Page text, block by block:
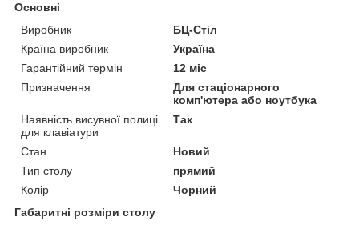
Основні
Виробник
БЦ-Стіл
Країна виробник
Україна
Гарантійний термін
12 міс
Призначення
Для стаціонарного
комп'ютера або ноутбука
Наявність висувної полиці
для клавіатури
Так
Стан
Новий
Тип столу
прямий
Колір
Чорний
Габаритні розміри столу